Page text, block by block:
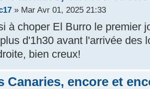
» Mar Avr 01, 2025 21:33
à choper El Burro le premier
d'1h30 avant l'arrivée des
bien creux!
Canaries, encore et